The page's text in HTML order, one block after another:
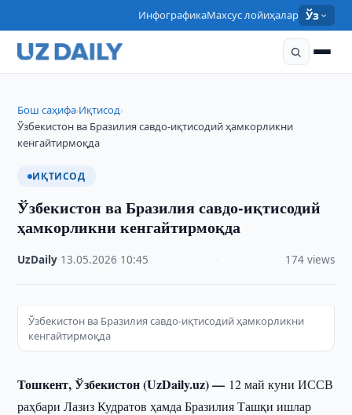
ИнфографикаМахсус лойиҳалар Ўз
Бош саҳифа›Иқтисод›
Ўзбекистон ва Бразилия савдо-иқтисодий ҳамкорликни
кенгайтирмоқда
ИҚТИСОД
Ўзбекистон ва Бразилия савдо-иқтисодий
ҳамкорликни кенгайтирмоқда
UzDaily 13.05.2026 10:45 174 views
Ўзбекистон ва Бразилия савдо-иқтисодий ҳамкорликни
кенгайтирмоқда
Тошкент, Ўзбекистон (UzDaily.uz) — 12 май куни ИССВ
раҳбари Лазиз Кудратов ҳамда Бразилия Ташқи ишлар